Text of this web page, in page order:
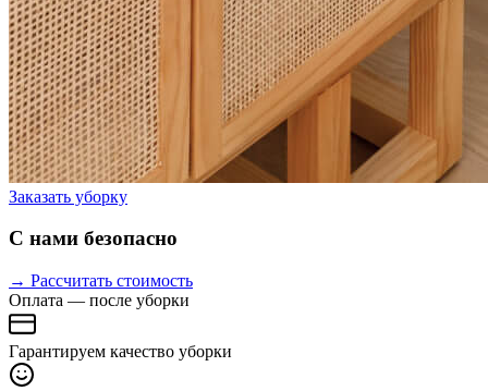
Заказать уборку
С нами безопасно
→ Рассчитать стоимость
Оплата — после уборки
Гарантируем качество уборки